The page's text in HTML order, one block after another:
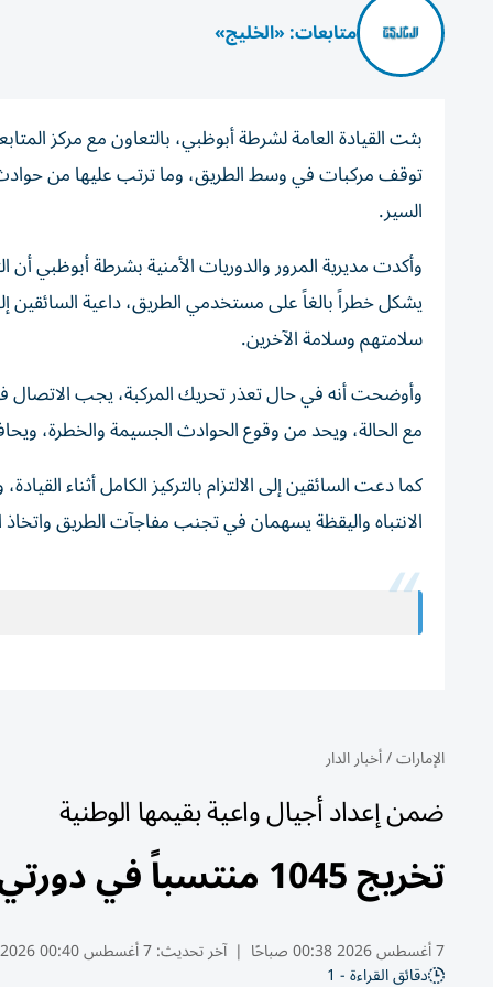
متابعات: «الخليج»
بثت القيادة العامة لشرطة أبوظبي، بالتعاون مع مركز
توقف مركبات في وسط الطريق، وما ترتب عليها من حوادث
السير.
وأكدت مديرية المرور والدوريات الأمنية بشرطة
يشكل خطراً بالغاً على مستخدمي الطريق، داعية
سلامتهم وسلامة الآخرين.
مع الحالة، ويحد من وقوع الحوادث الجسيمة والخطرة،
كما دعت السائقين إلى الالتزام بالتركيز الكامل أثناء
الانتباه واليقظة يسهمان في تجنب مفاجآت الطريق
الإمارات/أخبار الدار
ضمن إعداد أجيال واعية بقيمها الوطنية
تخريج 1045 منتسباً في دورتي أصدقاء وصديقات الشرطة بالشارقة
7 أغسطس 2026 00:38 صباحًا | آخر تحديث:7 أغسطس 00:40 2026
دقائق القراءة - 1